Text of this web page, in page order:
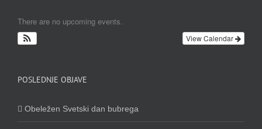
There are no upcoming events.
View Calendar
POSLEDNJE OBJAVE
Obeležen Svetski dan bubrega